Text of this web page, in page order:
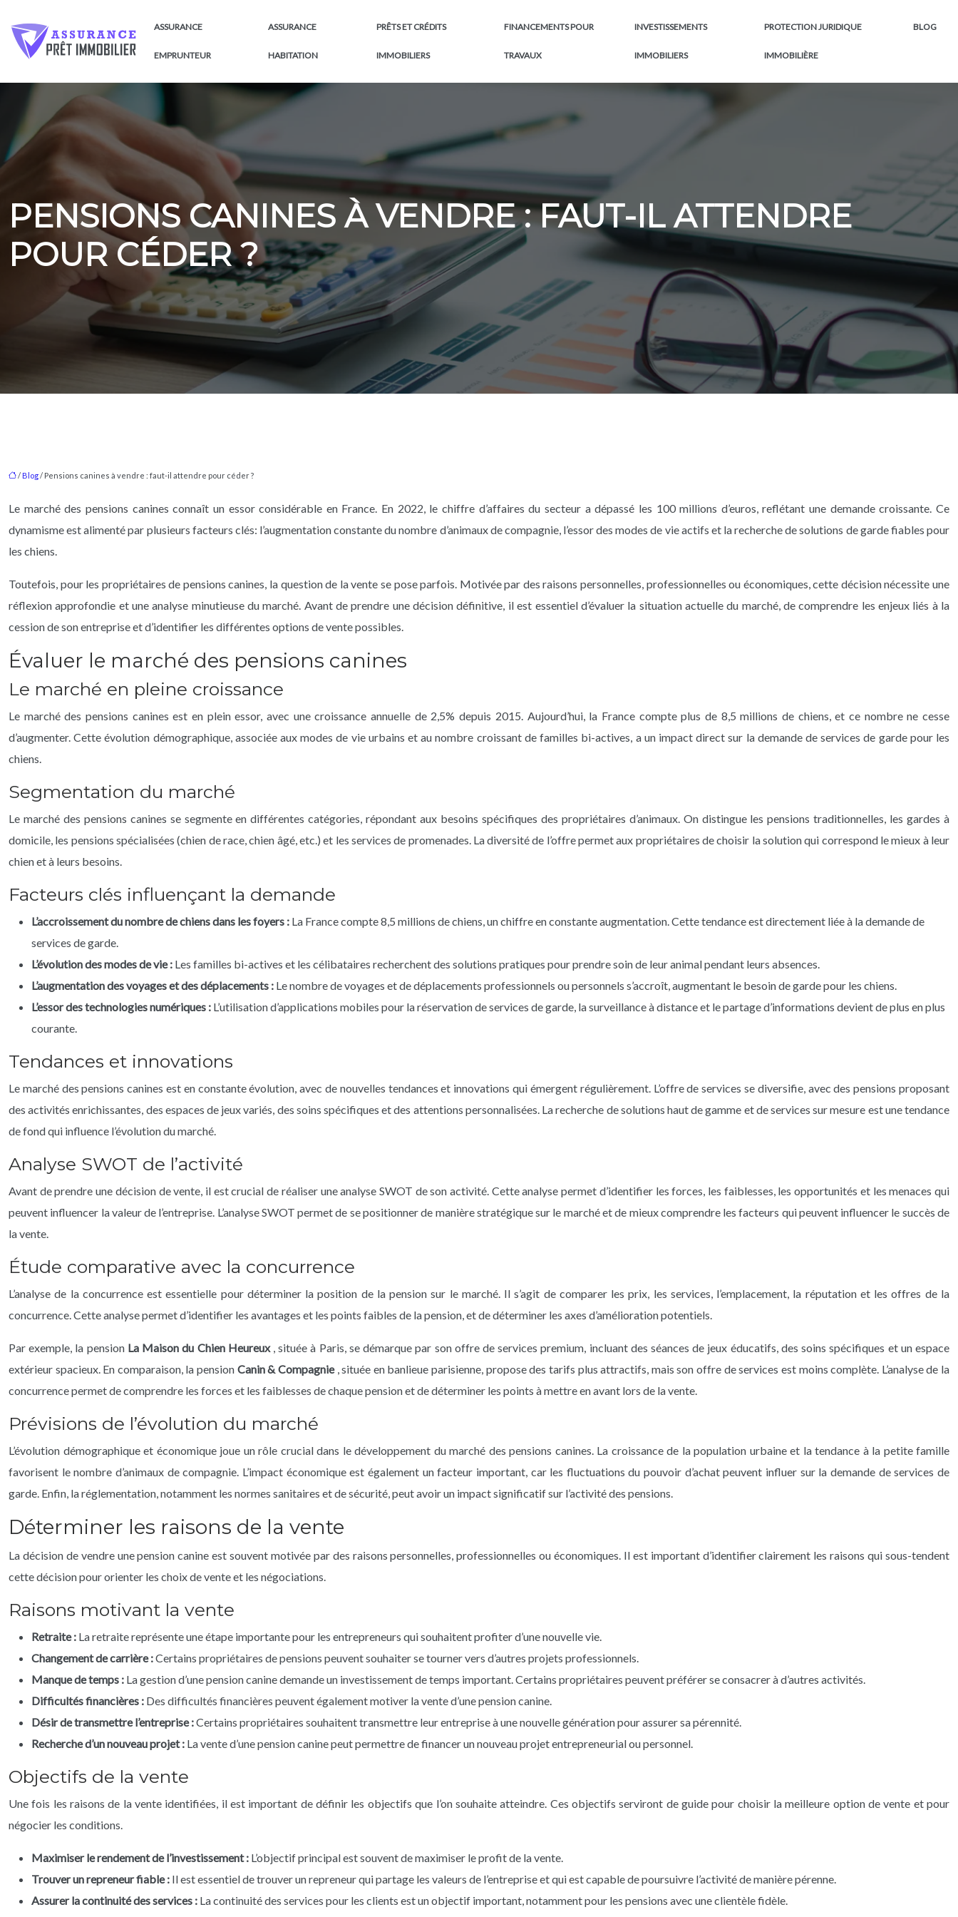
ASSURANCE
EMPRUNTEUR
ASSURANCE
HABITATION
PRÊTS ET CRÉDITS
IMMOBILIERS
FINANCEMENTS POUR
TRAVAUX
INVESTISSEMENTS
IMMOBILIERS
PROTECTION JURIDIQUE
IMMOBILIÈRE
BLOG
PENSIONS CANINES À VENDRE : FAUT-IL ATTENDRE
POUR CÉDER ?
/ Blog/ Pensions canines à vendre : faut-il attendre pour céder ?
Le marché des pensions canines connaît un essor considérable en France. En 2022, le chiffre d’affaires du secteur a dépassé les 100 millions d’euros, reflétant une demande croissante. Ce
dynamisme est alimenté par plusieurs facteurs clés: l’augmentation constante du nombre d’animaux de compagnie, l’essor des modes de vie actifs et la recherche de solutions de garde fiables pour
les chiens.
Toutefois, pour les propriétaires de pensions canines, la question de la vente se pose parfois. Motivée par des raisons personnelles, professionnelles ou économiques, cette décision nécessite une
réflexion approfondie et une analyse minutieuse du marché. Avant de prendre une décision définitive, il est essentiel d’évaluer la situation actuelle du marché, de comprendre les enjeux liés à la
cession de son entreprise et d’identifier les différentes options de vente possibles.
Évaluer le marché des pensions canines
Le marché en pleine croissance
Le marché des pensions canines est en plein essor, avec une croissance annuelle de 2,5% depuis 2015. Aujourd’hui, la France compte plus de 8,5 millions de chiens, et ce nombre ne cesse
d’augmenter. Cette évolution démographique, associée aux modes de vie urbains et au nombre croissant de familles bi-actives, a un impact direct sur la demande de services de garde pour les
chiens.
Segmentation du marché
Le marché des pensions canines se segmente en différentes catégories, répondant aux besoins spécifiques des propriétaires d’animaux. On distingue les pensions traditionnelles, les gardes à
domicile, les pensions spécialisées (chien de race, chien âgé, etc.) et les services de promenades. La diversité de l’offre permet aux propriétaires de choisir la solution qui correspond le mieux à leur
chien et à leurs besoins.
Facteurs clés influençant la demande
L’accroissement du nombre de chiens dans les foyers : La France compte 8,5 millions de chiens, un chiffre en constante augmentation. Cette tendance est directement liée à la demande de
services de garde.
L’évolution des modes de vie : Les familles bi-actives et les célibataires recherchent des solutions pratiques pour prendre soin de leur animal pendant leurs absences.
L’augmentation des voyages et des déplacements : Le nombre de voyages et de déplacements professionnels ou personnels s’accroît, augmentant le besoin de garde pour les chiens.
L’essor des technologies numériques : L’utilisation d’applications mobiles pour la réservation de services de garde, la surveillance à distance et le partage d’informations devient de plus en plus
courante.
Tendances et innovations
Le marché des pensions canines est en constante évolution, avec de nouvelles tendances et innovations qui émergent régulièrement. L’offre de services se diversifie, avec des pensions proposant
des activités enrichissantes, des espaces de jeux variés, des soins spécifiques et des attentions personnalisées. La recherche de solutions haut de gamme et de services sur mesure est une tendance
de fond qui influence l’évolution du marché.
Analyse SWOT de l’activité
Avant de prendre une décision de vente, il est crucial de réaliser une analyse SWOT de son activité. Cette analyse permet d’identifier les forces, les faiblesses, les opportunités et les menaces qui
peuvent influencer la valeur de l’entreprise. L’analyse SWOT permet de se positionner de manière stratégique sur le marché et de mieux comprendre les facteurs qui peuvent influencer le succès de
la vente.
Étude comparative avec la concurrence
L’analyse de la concurrence est essentielle pour déterminer la position de la pension sur le marché. Il s’agit de comparer les prix, les services, l’emplacement, la réputation et les offres de la
concurrence. Cette analyse permet d’identifier les avantages et les points faibles de la pension, et de déterminer les axes d’amélioration potentiels.
Par exemple, la pension La Maison du Chien Heureux , située à Paris, se démarque par son offre de services premium, incluant des séances de jeux éducatifs, des soins spécifiques et un espace
extérieur spacieux. En comparaison, la pension Canin & Compagnie , située en banlieue parisienne, propose des tarifs plus attractifs, mais son offre de services est moins complète. L’analyse de la
concurrence permet de comprendre les forces et les faiblesses de chaque pension et de déterminer les points à mettre en avant lors de la vente.
Prévisions de l’évolution du marché
L’évolution démographique et économique joue un rôle crucial dans le développement du marché des pensions canines. La croissance de la population urbaine et la tendance à la petite famille
favorisent le nombre d’animaux de compagnie. L’impact économique est également un facteur important, car les fluctuations du pouvoir d’achat peuvent influer sur la demande de services de
garde. Enfin, la réglementation, notamment les normes sanitaires et de sécurité, peut avoir un impact significatif sur l’activité des pensions.
Déterminer les raisons de la vente
La décision de vendre une pension canine est souvent motivée par des raisons personnelles, professionnelles ou économiques. Il est important d’identifier clairement les raisons qui sous-tendent
cette décision pour orienter les choix de vente et les négociations.
Raisons motivant la vente
Retraite : La retraite représente une étape importante pour les entrepreneurs qui souhaitent profiter d’une nouvelle vie.
Changement de carrière :Certains propriétaires de pensions peuvent souhaiter se tourner vers d’autres projets professionnels.
Manque de temps : La gestion d’une pension canine demande un investissement de temps important. Certains propriétaires peuvent préférer se consacrer à d’autres activités.
Difficultés financières : Des difficultés financières peuvent également motiver la vente d’une pension canine.
Désir de transmettre l’entreprise :Certains propriétaires souhaitent transmettre leur entreprise à une nouvelle génération pour assurer sa pérennité.
Recherche d’un nouveau projet : La vente d’une pension canine peut permettre de financer un nouveau projet entrepreneurial ou personnel.
Objectifs de la vente
Une fois les raisons de la vente identifiées, il est important de définir les objectifs que l’on souhaite atteindre. Ces objectifs serviront de guide pour choisir la meilleure option de vente et pour
négocier les conditions.
Maximiser le rendement de l’investissement : L’objectif principal est souvent de maximiser le profit de la vente.
Trouver un repreneur fiable : Il est essentiel de trouver un repreneur qui partage les valeurs de l’entreprise et qui est capable de poursuivre l’activité de manière pérenne.
Assurer la continuité des services : La continuité des services pour les clients est un objectif important, notamment pour les pensions avec une clientèle fidèle.